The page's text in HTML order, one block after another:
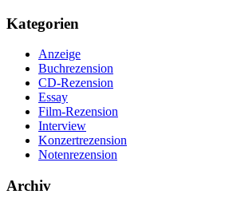
Kategorien
Anzeige
Buchrezension
CD-Rezension
Essay
Film-Rezension
Interview
Konzertrezension
Notenrezension
Archiv